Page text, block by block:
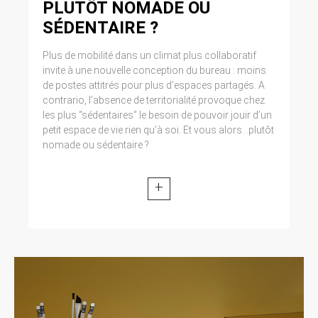
PLUTÔT NOMADE OU
SÉDENTAIRE ?
Plus de mobilité dans un climat plus collaboratif
invite à une nouvelle conception du bureau : moins
de postes attitrés pour plus d’espaces partagés. A
contrario, l’absence de territorialité provoque chez
les plus “sédentaires” le besoin de pouvoir jouir d’un
petit espace de vie rien qu’à soi. Et vous alors...plutôt
nomade ou sédentaire ?
+
modifiée par la loi n° 2004-801 du 6 août 2004
relative à l’informatique, aux fichiers et aux
libertés. Loi n° 2004-575 du 21 juin 2004 pour
la confiance dans l’économie numérique.
11. LEXIQUE.
Utilisateur : Internaute se connectant, utilisant
le site susnommé. Informations personnelles :
« les informations qui permettent, sous quelque
forme que ce soit, directement ou non,
auxquelles elles s’appliquent » (article 4 de la
loi n° 78-17 du 6 janvier 1978).